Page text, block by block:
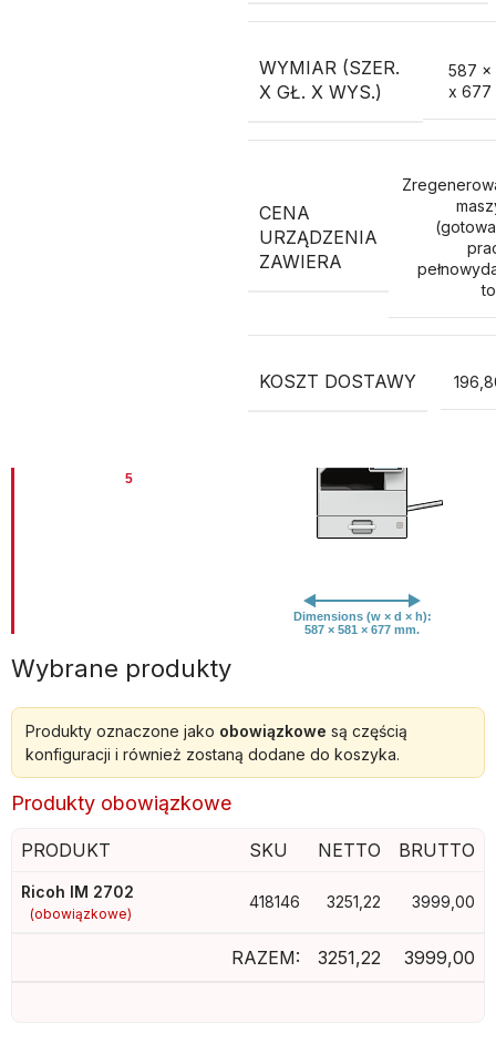
WYMIAR (SZER.
X GŁ. X WYS.)
587 x
x 677
CENA
URZĄDZENIA
ZAWIERA
KOSZT DOSTAWY
Wybrane produkty
Produkty oznaczone jako obowiązkowe są częścią
konfiguracji i również zostaną dodane do koszyka.
Produkty obowiązkowe
PRODUKT SKU NETTO BRUTTO
Ricoh IM 2702
(obowiązkowe)
418146 3251,22 3999,00
RAZEM: 3251,22 3999,00